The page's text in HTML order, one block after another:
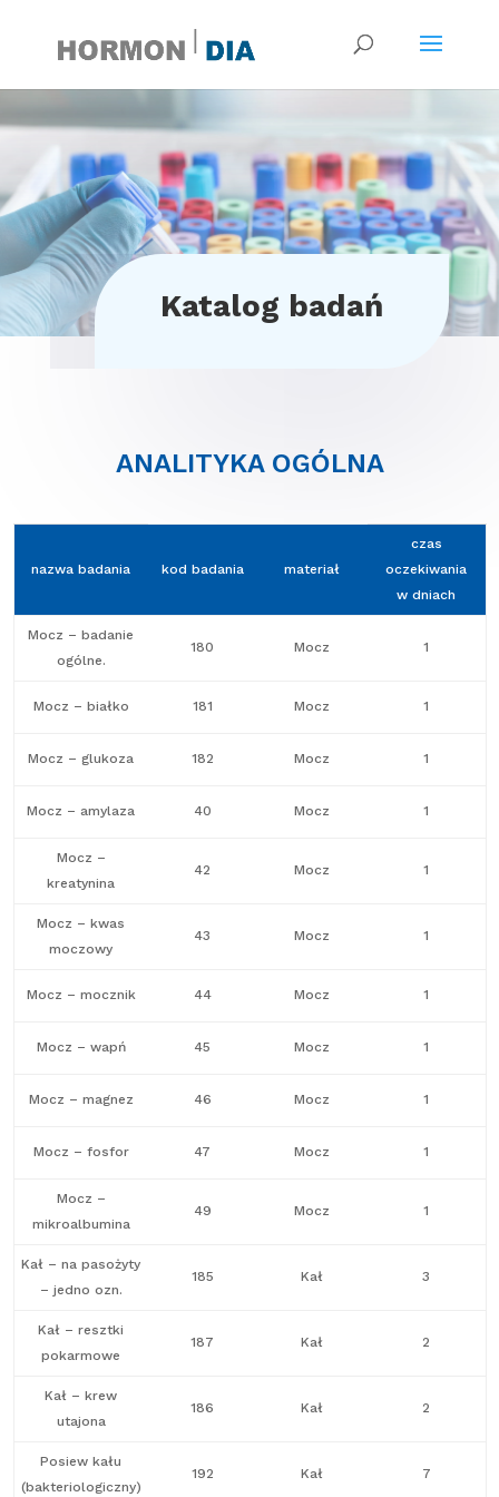
Katalog badań
ANALITYKA OGÓLNA
nazwa badania kod badania materiał
czas
oczekiwania
w dniach
Mocz – badanie
ogólne.
180 Mocz 1
Mocz – białko 181 Mocz 1
Mocz – glukoza 182 Mocz 1
Mocz – amylaza 40 Mocz 1
Mocz –
kreatynina
42 Mocz 1
Mocz – kwas
moczowy
43 Mocz 1
Mocz – mocznik 44 Mocz 1
Mocz – wapń 45 Mocz 1
Mocz – magnez 46 Mocz 1
Mocz – fosfor 47 Mocz 1
Mocz –
mikroalbumina
49 Mocz 1
Kał – na pasożyty
– jedno ozn.
185 Kał 3
Kał – resztki
pokarmowe
187 Kał 2
Kał – krew
utajona
186 Kał 2
Posiew kału
(bakteriologiczny)
192 Kał 7